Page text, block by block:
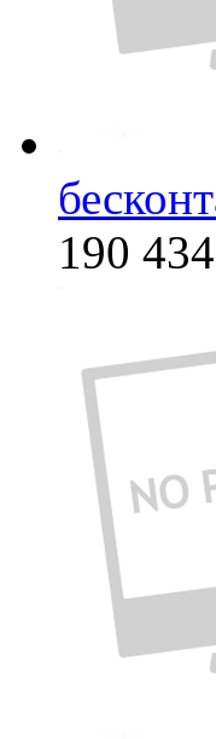
190 434